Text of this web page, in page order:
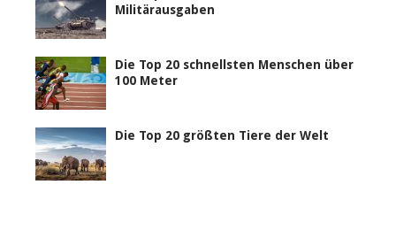
Militärausgaben
Die Top 20 schnellsten Menschen über
100 Meter
Die Top 20 größten Tiere der Welt